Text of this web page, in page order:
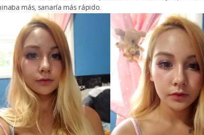
más, sanaría más rápido.